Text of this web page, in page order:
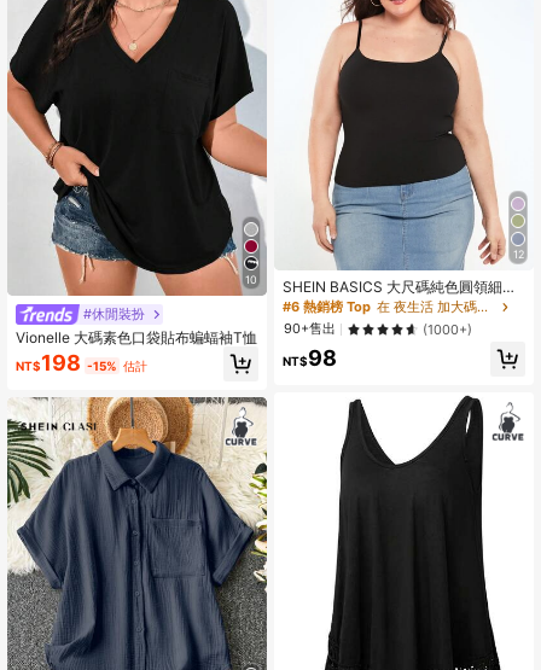
10
#休閒裝扮
Vionelle 大碼素色口袋貼布蝙蝠袖T恤
NT$198 -15% 估計
12
SHEIN BASICS 大尺碼純色圓領細肩
帶背心上衣 夏季款
#6 熱銷榜 Top
在 夜生活 加大碼上衣
90+售出
(1000+)
NT$98